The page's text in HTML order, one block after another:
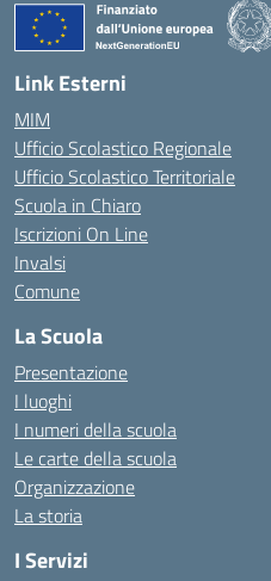
Link Esterni
MIM
Ufficio Scolastico Regionale
Ufficio Scolastico Territoriale
Scuola in Chiaro
Iscrizioni On Line
Invalsi
Comune
La Scuola
Presentazione
I luoghi
I numeri della scuola
Le carte della scuola
Organizzazione
La storia
I Servizi